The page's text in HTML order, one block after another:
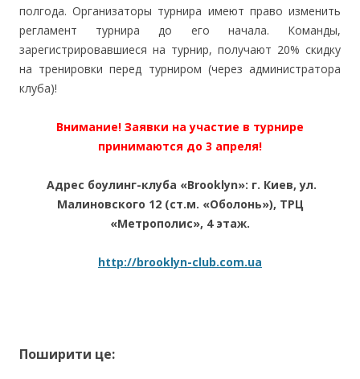
полгода. Организаторы турнира имеют право изменить
регламент турнира до его начала. Команды,
зарегистрировавшиеся на турнир, получают 20% скидку
на тренировки перед турниром (через администратора
клуба)!
Внимание! Заявки на участие в турнире
принимаются до 3 апреля!
Адрес боулинг-клуба «Brooklyn»: г. Киев, ул.
Малиновского 12 (ст.м. «Оболонь»), ТРЦ
«Метрополис», 4 этаж.
http://brooklyn-club.com.ua
Поширити це: